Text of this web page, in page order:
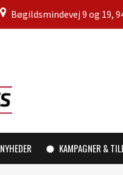
Bøgildsmindevej 9 og 19,
NYHEDER KAMPAGNER &